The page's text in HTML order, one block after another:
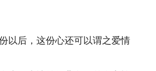
以后，这份心还可以谓之爱情